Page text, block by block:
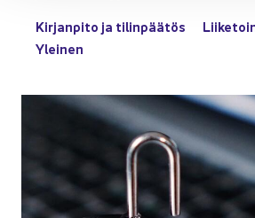
Kir­jan­pi­to ja ti­lin­pää­tös
Ylei­nen